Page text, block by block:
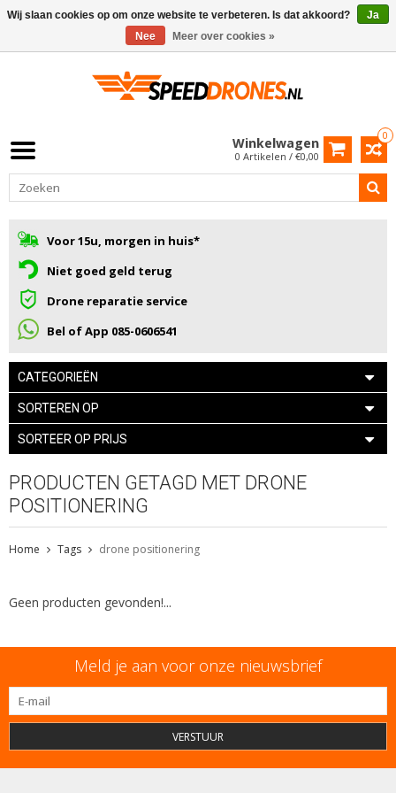
0
Winkelwagen
0 Artikelen / €0,00
Voor 15u, morgen in huis*
Niet goed geld terug
Drone reparatie service
Bel of App 085-0606541
CATEGORIEËN
SORTEREN OP
SORTEER OP PRIJS
PRODUCTEN GETAGD MET DRONE
POSITIONERING
Home Tags drone positionering
Geen producten gevonden!...
Meld je aan voor onze nieuwsbrief
VERSTUUR
Wij slaan cookies op om onze website te verbeteren. Is dat akkoord?
Ja
Nee
Meer over cookies »